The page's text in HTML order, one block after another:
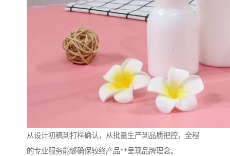
从设计初稿到打样确认，从批量生产到品质把控，全程
的专业服务能够确保较终产品**呈现品牌理念。